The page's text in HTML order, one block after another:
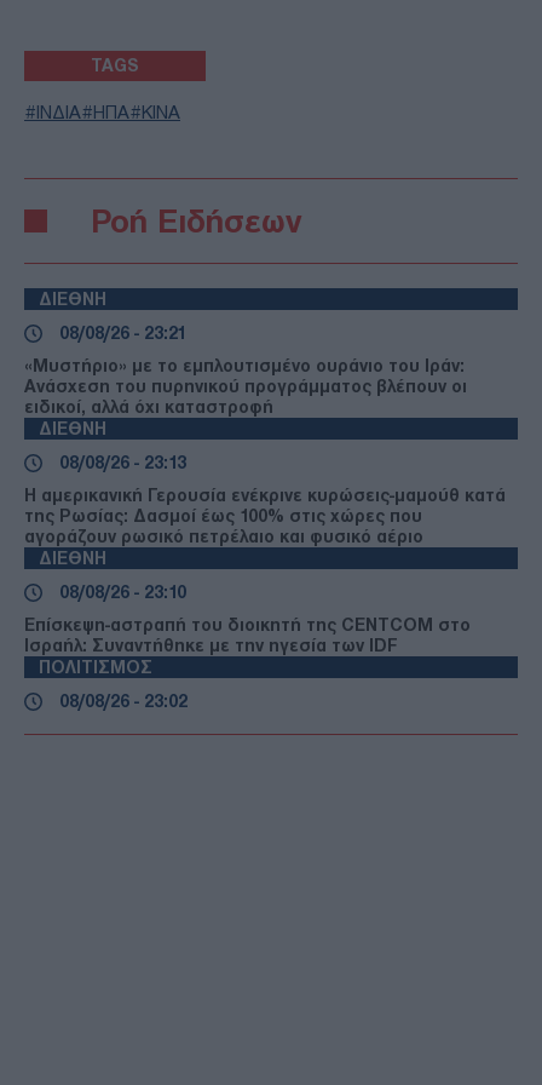
TAGS
ΙΝΔΙΑ ΗΠΑ ΚΙΝΑ
Ροή Ειδήσεων
ΔΙΕΘΝΗ
08/08/26 - 23:21
«Μυστήριο» με το εμπλουτισμένο ουράνιο του Ιράν:
Ανάσχεση του πυρηνικού προγράμματος βλέπουν οι
ειδικοί, αλλά όχι καταστροφή
ΔΙΕΘΝΗ
08/08/26 - 23:13
Η αμερικανική Γερουσία ενέκρινε κυρώσεις-μαμούθ κατά
της Ρωσίας: Δασμοί έως 100% στις χώρες που
αγοράζουν ρωσικό πετρέλαιο και φυσικό αέριο
ΔΙΕΘΝΗ
08/08/26 - 23:10
Επίσκεψη-αστραπή του διοικητή της CENTCOM στο
Ισραήλ: Συναντήθηκε με την ηγεσία των IDF
ΠΟΛΙΤΙΣΜΟΣ
08/08/26 - 23:02
Νέα ευρήματα αλλάζουν τα δεδομένα για τη Μινωική